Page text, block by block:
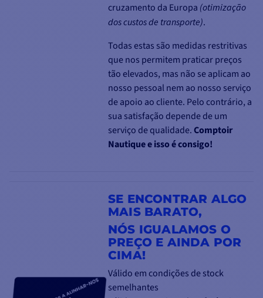
cruzamento da Europa (otimização
dos custos de transporte).
Todas estas são medidas restritivas
que nos permitem praticar preços
tão elevados, mas não se aplicam ao
nosso pessoal nem ao nosso serviço
de apoio ao cliente. Pelo contrário, a
sua satisfação depende de um
serviço de qualidade.Comptoir
Nautique e isso é consigo!
SE ENCONTRAR ALGO
MAIS BARATO,
NÓS IGUALAMOS O
PREÇO E AINDA POR
CIMA!
Válido em condições de stock
semelhantes